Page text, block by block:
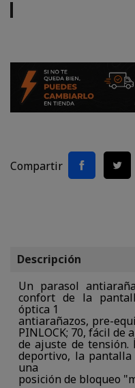
Compartir
Descripción
Un parasol
confort de la
óptica 1
antiarañazos, pre-
PINLOCK; 70, fácil de
de ajuste de tensión.
deportivo, la
una
posición de bloqueo